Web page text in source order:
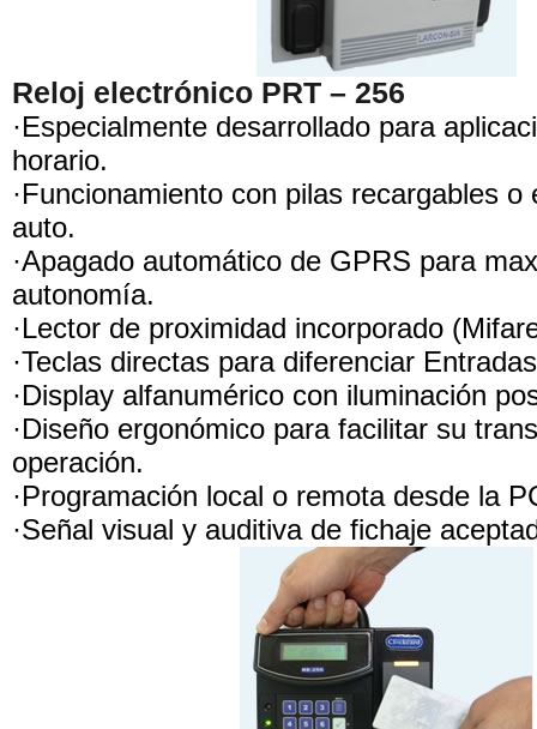
Reloj electrónico PRT – 256
·Especialmente desarrollado para
horario.
·Funcionamiento con pilas recargables o
auto.
·Apagado automático de GPRS para
autonomía.
·Lector de proximidad incorporado
·Teclas directas para diferenciar
·Display alfanumérico con iluminación
·Diseño ergonómico para facilitar su
operación.
·Programación local o remota desde la
·Señal visual y auditiva de fichaje